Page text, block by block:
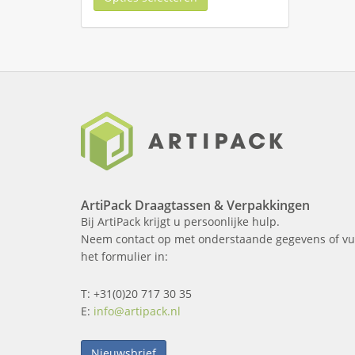
ArtiPack Draagtassen & Verpakkingen
Bij ArtiPack krijgt u persoonlijke hulp.
Neem contact op met onderstaande gegevens of
het formulier in:
T: +31(0)20 717 30 35
E: info@artipack.nl